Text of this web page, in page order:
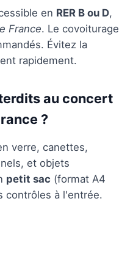
en RER B ou D,
France. Le covoiturage
Évitez la
rapidement.
au concert
?
verre, canettes,
et objets
petit sac (format A4
contrôles à l'entrée.